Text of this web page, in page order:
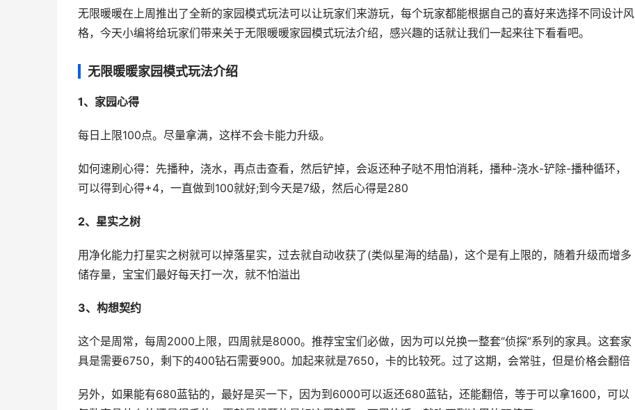
无限暖暖在上周推出了全新的家园模式玩法可以让玩家们来游玩，每个玩家都能根据自己的喜好来选择不同设计风
格，今天小编将给玩家们带来关于无限暖暖家园模式玩法介绍，感兴趣的话就让我们一起来往下看看吧。
无限暖暖家园模式玩法介绍
1、家园心得
每日上限100点。尽量拿满，这样不会卡能力升级。
如何速刷心得：先播种，浇水，再点击查看，然后铲掉，会返还种子哒不用怕消耗，播种-浇水-铲除-播种循环，
可以得到心得+4，一直做到100就好;到今天是7级，然后心得是280
2、星实之树
用净化能力打星实之树就可以掉落星实，过去就自动收获了(类似星海的结晶)，这个是有上限的，随着升级而增多
储存量，宝宝们最好每天打一次，就不怕溢出
3、构想契约
这个是周常，每周2000上限，四周就是8000。推荐宝宝们必做，因为可以兑换一整套“侦探”系列的家具。这套家
具是需要6750，剩下的400钻石需要900。加起来就是7650，卡的比较死。过了这期，会常驻，但是价格会翻倍
另外，如果能有680蓝钻的，最好是买一下，因为到6000可以返还680蓝钻，还能翻倍，等于可以拿1600，可以